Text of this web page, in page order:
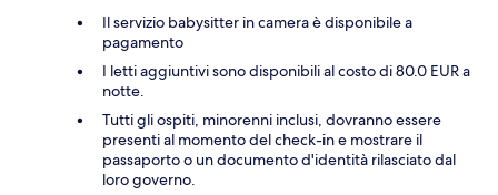
Il servizio babysitter in camera è disponibile a
pagamento
I letti aggiuntivi sono disponibili al costo di 80.0 EUR a
notte.
Tutti gli ospiti, minorenni inclusi, dovranno essere
presenti al momento del check-in e mostrare il
passaporto o un documento d'identità rilasciato dal
loro governo.